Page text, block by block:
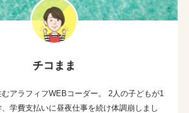
チコまま
アラフィフWEBコーダー。 2人の子どもが1
学費支払いに昼夜仕事を続け体調崩しまし